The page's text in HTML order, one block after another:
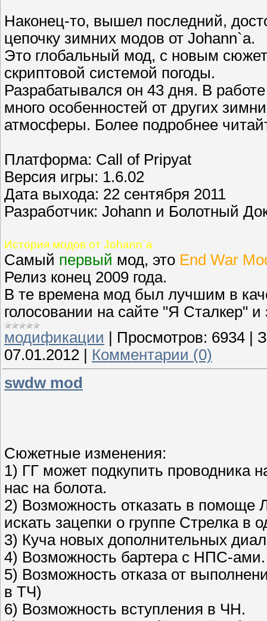
Наконец-то, вышел последний,
цепочку зимних модов от Johann`a.
Это глобальный мод, с новым
скриптовой системой погоды.
Разрабатывался он 43 дня. В
много особенностей от других
атмосферы. Более подробнее
Платформа: Call of Pripyat
Версия игры: 1.6.02
Дата выхода: 22 сентября 2011
Разработчик: Johann и Болотный
История модов от Johann`a
Самый первый мод, это End War
Релиз конец 2009 года.
В те времена мод был лучшим в
голосовании на сайте "Я Сталкер" и
модификации | Просмотров: 6934 |
07.01.2012 | Комментарии (0)
swdw mod
Сюжетные изменения:
1) ГГ может подкупить проводника
нас на болота.
2) Возможность отказать в помоще
искать зацепки о группе Стрелка в
3) Куча новых дополнительных
4) Возможность бартера с НПС-ами.
5) Возможность отказа от
в ТЧ)
6) Возможность вступления в ЧН.